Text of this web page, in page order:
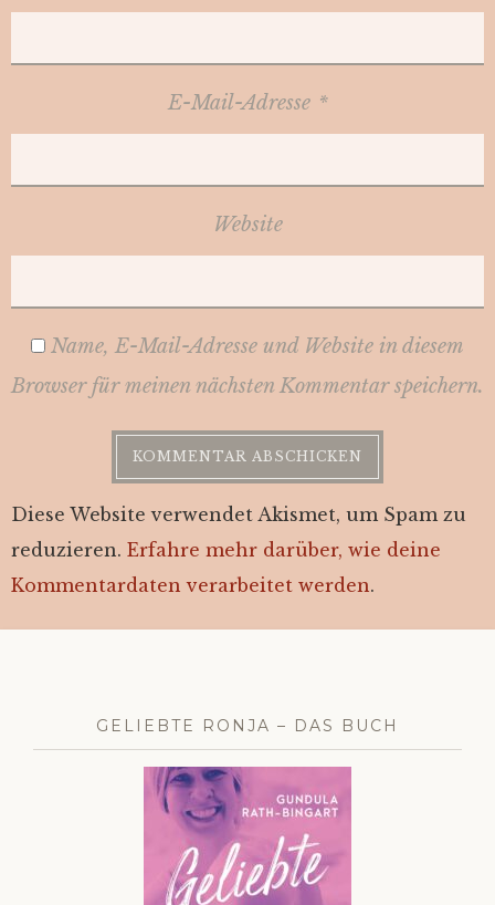
E-Mail-Adresse *
Website
Name, E-Mail-Adresse und Website in diesem
Browser für meinen nächsten Kommentar speichern.
Diese Website verwendet Akismet, um Spam zu
reduzieren. Erfahre mehr darüber, wie deine
Kommentardaten verarbeitet werden.
GELIEBTE RONJA – DAS BUCH